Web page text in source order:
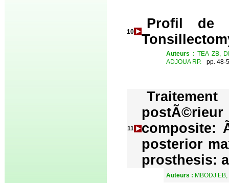
10
Profil de
Auteurs :TEA ZB,
ADJOUA RP.
pp. 48-
11
composite:
posterior
prosthesis:
Auteurs : MBODJ